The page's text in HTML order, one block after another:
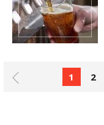
1 2